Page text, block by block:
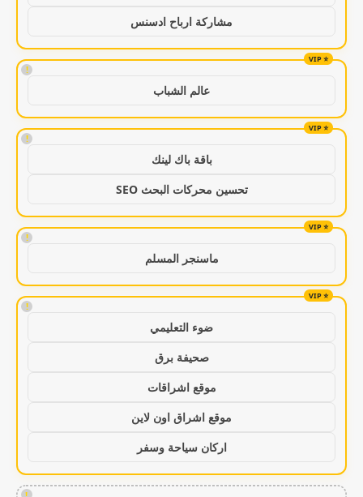
مشاركة ارباح ادسنس
!
عالم الشباب
!
باقة باك لينك
تحسين محركات البحث SEO
!
ماسنجر المسلم
!
ضوء التعليمي
صحيفة برق
موقع اشراقات
موقع اشراق اون لاين
اركان سياحة وسفر